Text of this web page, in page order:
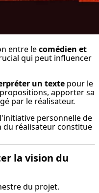
entre le comédien et
qui peut influencer
un texte pour le
apporter sa
par le réalisateur.
personnelle de
du réalisateur constitue
la vision du
du projet.